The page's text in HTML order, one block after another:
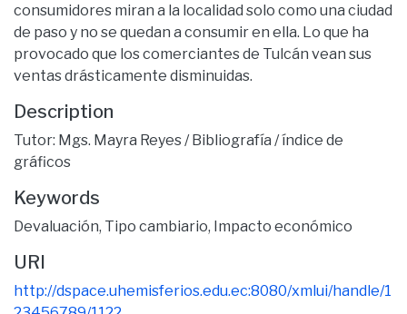
consumidores miran a la localidad solo como una ciudad
de paso y no se quedan a consumir en ella. Lo que ha
provocado que los comerciantes de Tulcán vean sus
ventas drásticamente disminuidas.
Description
Tutor: Mgs. Mayra Reyes / Bibliografía / índice de
gráficos
Keywords
Devaluación, Tipo cambiario, Impacto económico
URI
http://dspace.uhemisferios.edu.ec:8080/xmlui/handle/1